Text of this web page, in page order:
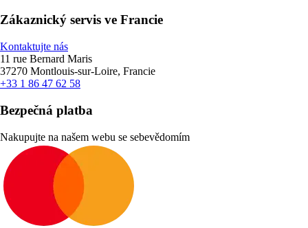
Zákaznický servis ve Francie
Kontaktujte nás
11 rue Bernard Maris
37270 Montlouis-sur-Loire, Francie
+33 1 86 47 62 58
Bezpečná platba
Nakupujte na našem webu se sebevědomím